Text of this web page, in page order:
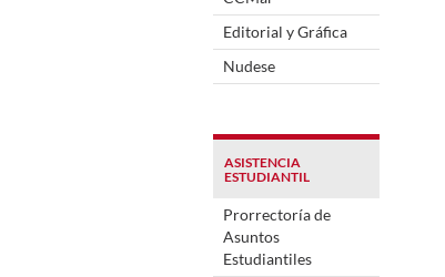
Editorial y Gráfica
Nudese
ASISTENCIA
ESTUDIANTIL
Prorrectoría de
Asuntos
Estudiantiles